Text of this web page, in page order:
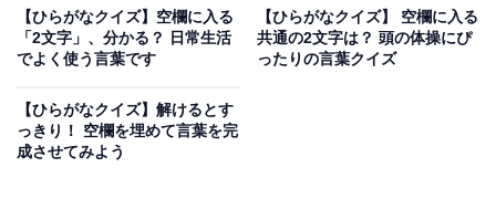
【ひらがなクイズ】空欄に入る
「2文字」、分かる？ 日常生活
でよく使う言葉です
【ひらがなクイズ】 空欄に入る
共通の2文字は？ 頭の体操にぴ
ったりの言葉クイズ
【ひらがなクイズ】解けるとす
っきり！ 空欄を埋めて言葉を完
成させてみよう